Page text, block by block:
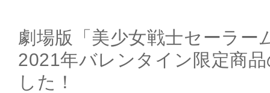
劇場版「美少女戦士セーラー
2021年バレンタイン限定商
した！